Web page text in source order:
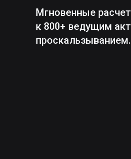
Мгновенные
к 800+ ведущим
проскальзыванием.